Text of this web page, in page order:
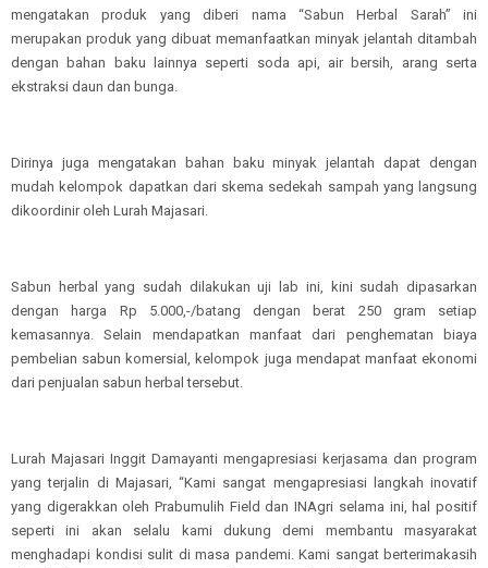
mengatakan produk yang diberi nama “Sabun Herbal Sarah” ini
merupakan produk yang dibuat memanfaatkan minyak jelantah ditambah
dengan bahan baku lainnya seperti soda api, air bersih, arang serta
ekstraksi daun dan bunga.
Dirinya juga mengatakan bahan baku minyak jelantah dapat dengan
mudah kelompok dapatkan dari skema sedekah sampah yang langsung
dikoordinir oleh Lurah Majasari.
Sabun herbal yang sudah dilakukan uji lab ini, kini sudah dipasarkan
dengan harga Rp 5.000,-/batang dengan berat 250 gram setiap
kemasannya. Selain mendapatkan manfaat dari penghematan biaya
pembelian sabun komersial, kelompok juga mendapat manfaat ekonomi
dari penjualan sabun herbal tersebut.
Lurah Majasari Inggit Damayanti mengapresiasi kerjasama dan program
yang terjalin di Majasari, “Kami sangat mengapresiasi langkah inovatif
yang digerakkan oleh Prabumulih Field dan INAgri selama ini, hal positif
seperti ini akan selalu kami dukung demi membantu masyarakat
menghadapi kondisi sulit di masa pandemi. Kami sangat berterimakasih